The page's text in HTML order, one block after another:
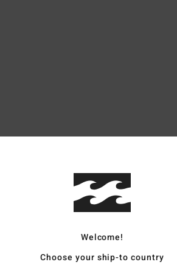
Welcome!
Choose your ship-to country